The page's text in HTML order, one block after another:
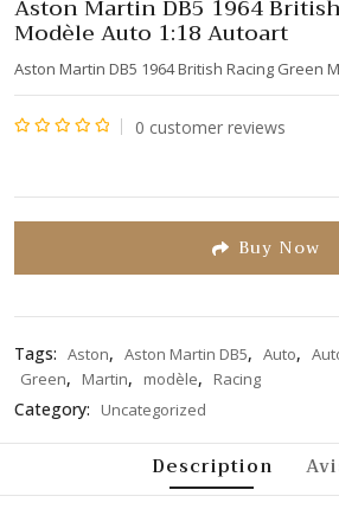
Aston Martin DB5 1964
Modèle Auto 1:18 Autoart
Aston Martin DB5 1964 British Racing Green
0 customer reviews
Buy Now
Tags: Aston, Aston Martin DB5, Auto,
Green, Martin, modèle, Racing
Category: Uncategorized
Description